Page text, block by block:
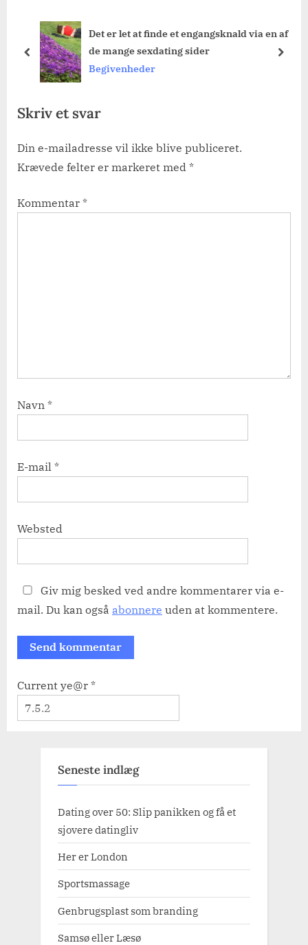
s
Det er let at finde et engangsknald via en af
de mange sexdating sider
Begivenheder
prev next
Skriv et svar
Din e-mailadresse vil ikke blive publiceret.
Krævede felter er markeret med *
Kommentar *
Navn *
E-mail *
Websted
Giv mig besked ved andre kommentarer via e-
mail. Du kan også abonnere uden at kommentere.
Current ye@r *
Seneste indlæg
Dating over 50: Slip panikken og få et
sjovere datingliv
Her er London
Sportsmassage
Genbrugsplast som branding
Samsø eller Læsø